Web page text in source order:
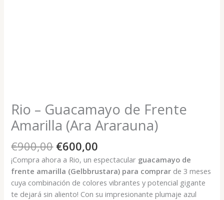
Rio – Guacamayo de Frente
Amarilla (Ara Ararauna)
€900,00 El
precio
original
era:
€900,00.
€600,00
precio
actual
es:
€600,00.
¡Compra ahora a Rio, un espectacular guacamayo de
frente amarilla (Gelbbrustara) para comprar de 3 meses
cuya combinación de colores vibrantes y potencial gigante
te dejará sin aliento! Con su impresionante plumaje azul